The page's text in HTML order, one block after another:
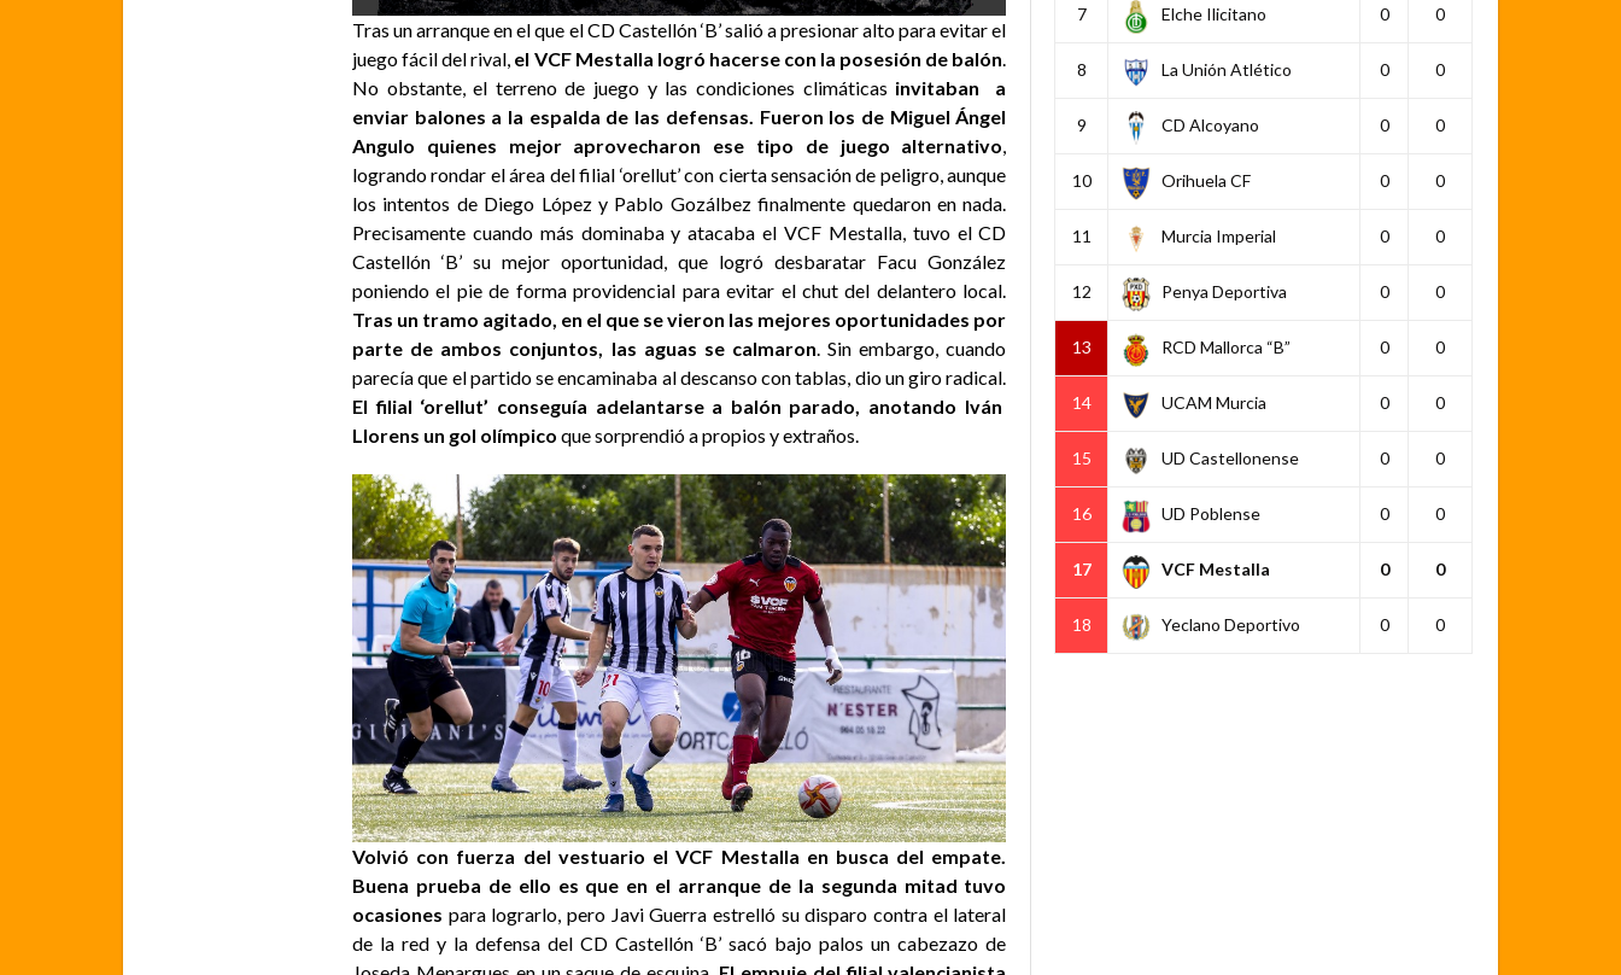
Tras un arranque en el que el CD Castellón ‘B’ salió a presionar alto para evitar el
juego fácil del rival, el VCF Mestalla logró hacerse con la posesión de balón
No obstante, el terreno de juego y las condiciones climáticas invitaban a
enviar balones a la espalda de las defensas. Fueron los de Miguel Ángel
Angulo quienes mejor aprovecharon ese tipo de juego alternativo
logrando rondar el área del filial ‘orellut’ con cierta sensación de peligro, aunque
los intentos de Diego López y Pablo Gozálbez finalmente quedaron en nada.
Precisamente cuando más dominaba y atacaba el VCF Mestalla, tuvo el CD
Castellón ‘B’ su mejor oportunidad, que logró desbaratar Facu González
poniendo el pie de forma providencial para evitar el chut del delantero local.
Tras un tramo agitado, en el que se vieron las mejores oportunidades por
parte de ambos conjuntos, las aguas se calmaron . Sin embargo, cuando
parecía que el partido se encaminaba al descanso con tablas, dio un giro radical.
El filial ‘orellut’ conseguía adelantarse a balón parado, anotando Iván
Llorens un gol olímpico que sorprendió a propios y extraños.
Volvió con fuerza del vestuario el VCF Mestalla en busca del empate.
Buena prueba de ello es que en el arranque de la segunda mitad tuvo
ocasiones para lograrlo, pero Javi Guerra estrelló su disparo contra el lateral
de la red y la defensa del CD Castellón ‘B’ sacó bajo palos un cabezazo de
7 Elche Ilicitano 0 0
8 La Unión Atlético 0 0
9 CD Alcoyano 0 0
10 Orihuela CF 0 0
11 Murcia Imperial 0 0
12 Penya Deportiva 0 0
13 RCD Mallorca “B” 0 0
14 UCAM Murcia 0 0
15 UD Castellonense 0 0
16 UD Poblense 0 0
17 VCF Mestalla 0 0
18 Yeclano Deportivo 0 0